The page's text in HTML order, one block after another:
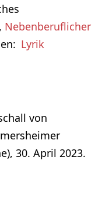
, Nebenberuflicher
Lyrik
von
30. April 2023.